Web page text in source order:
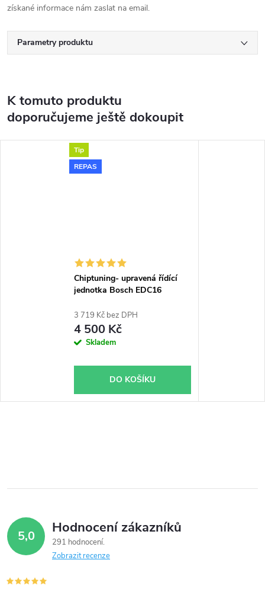
získané informace nám zaslat na email.
Parametry produktu
K tomuto produktu
doporučujeme ještě dokoupit
Tip
REPAS
Chiptuning- upravená řídící
jednotka Bosch EDC16
3 719 Kč bez DPH
4 500 Kč
Skladem
DO KOŠÍKU
5,0 Hodnocení zákazníků
291 hodnocení
Zobrazit recenze